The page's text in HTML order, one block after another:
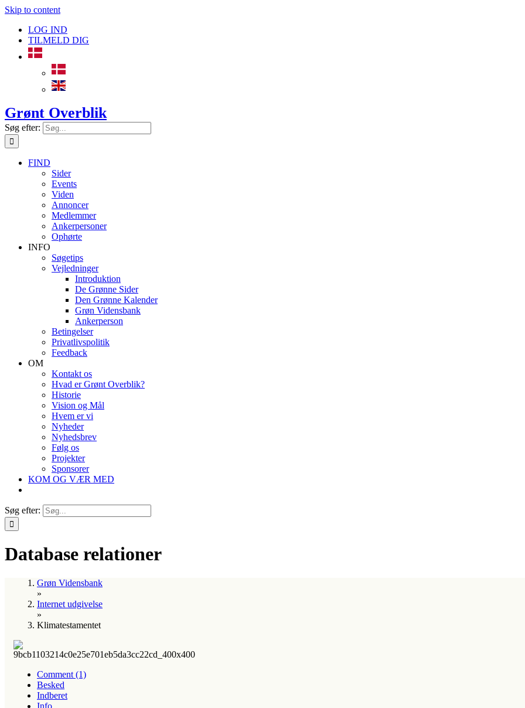
Skip to content
LOG IND
TILMELD DIG
Grønt Overblik
Søg efter:
FIND
Sider
Events
Viden
Annoncer
Medlemmer
Ankerpersoner
Ophørte
INFO
Søgetips
Vejledninger
Introduktion
De Grønne Sider
Den Grønne Kalender
Grøn Vidensbank
Ankerperson
Betingelser
Privatlivspolitik
Feedback
OM
Kontakt os
Hvad er Grønt Overblik?
Historie
Vision og Mål
Hvem er vi
Nyheder
Nyhedsbrev
Følg os
Projekter
Sponsorer
KOM OG VÆR MED
Søg efter:
Database relationer
Grøn Vidensbank
»
Internet udgivelse
»
Klimatestamentet
Comment (1)
Besked
Indberet
Info